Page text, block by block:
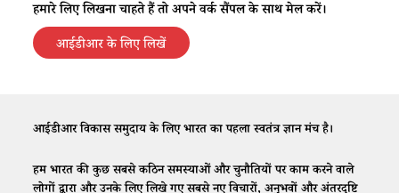
हमारे लिए लिखना चाहते हैं तो अपने वर्क सैंपल के साथ मेल करें।
आईडीआर के लिए लिखें
आईडीआर विकास समुदाय के लिए भारत का पहला स्वतंत्र ज्ञान मंच है।
हम भारत की कुछ सबसे कठिन समस्याओं और चुनौतियों पर काम करने वाले